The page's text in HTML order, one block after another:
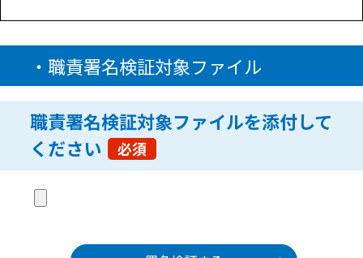
・職責署名検証対象ファイル
職責署名検証対象ファイルを添付して
ください
必須